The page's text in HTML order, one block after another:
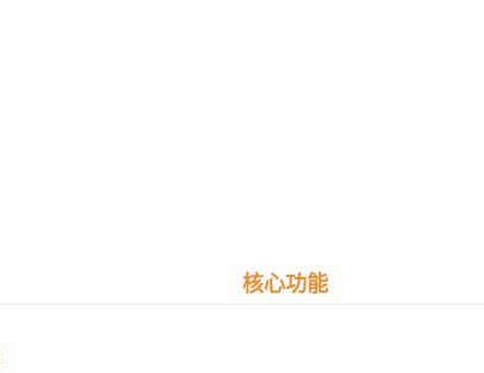
核心功能